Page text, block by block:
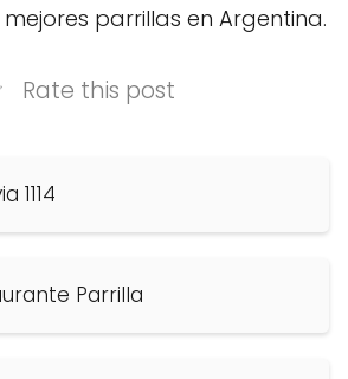
parrillas en Argentina.
Rate this post
1114
Parrilla